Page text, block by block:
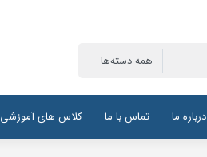
درباره ما تماس با ما کلاس های آموزشی